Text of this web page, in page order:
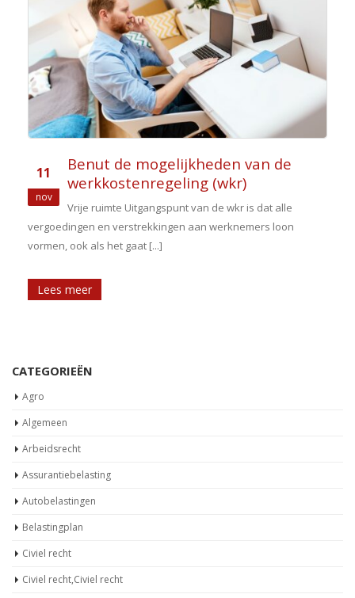
11
nov
Benut de mogelijkheden van de
werkkostenregeling (wkr)
Vrije ruimte Uitgangspunt van de wkr is dat alle
vergoedingen en verstrekkingen aan werknemers loon
vormen, ook als het gaat [...]
Lees meer
CATEGORIEËN
Agro
Algemeen
Arbeidsrecht
Assurantiebelasting
Autobelastingen
Belastingplan
Civiel recht
Civiel recht,Civiel recht